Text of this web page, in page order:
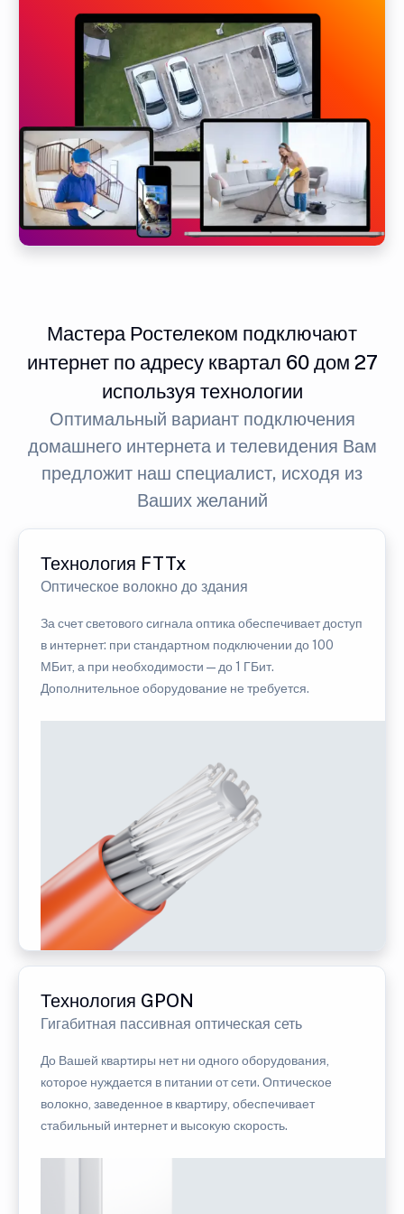
Мастера Ростелеком подключают
интернет по адресу квартал 60 дом 27
используя технологии
Оптимальный вариант подключения
домашнего интернета и телевидения Вам
предложит наш специалист, исходя из
Ваших желаний
Технология FTTx
Оптическое волокно до здания
За счет светового сигнала оптика обеспечивает доступ
в интернет: при стандартном подключении до 100
МБит, а при необходимости — до 1 ГБит.
Дополнительное оборудование не требуется.
Технология GPON
Гигабитная пассивная оптическая сеть
До Вашей квартиры нет ни одного оборудования,
которое нуждается в питании от сети. Оптическое
волокно, заведенное в квартиру, обеспечивает
стабильный интернет и высокую скорость.